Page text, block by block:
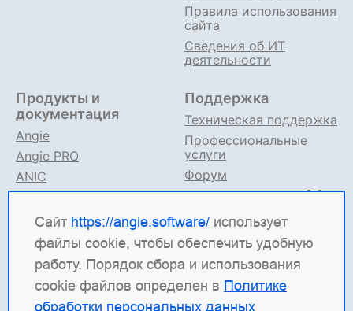
Сайт https://angie.software/ использует
файлы cookie, чтобы обеспечить удобную
работу. Порядок сбора и использования
cookie файлов определен в Политике
обработки персональных данных
Правила использования
сайта
Сведения об ИТ
деятельности
Продукты и
документация
Angie
Angie PRO
ANIC
Angie ADC
Документация
Поддержка
Техническая поддержка
Профессиональные
услуги
Форум
Поддержка в TG
Angie Software(ООО "Веб-Сервер") — российская
ИТ-компания, которая развивает решения для
высоконагруженных систем. Среди наших